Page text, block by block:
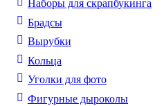
Наборы для скрапбукинга
Брадсы
Вырубки
Кольца
Уголки для фото
Фигурные дыроколы